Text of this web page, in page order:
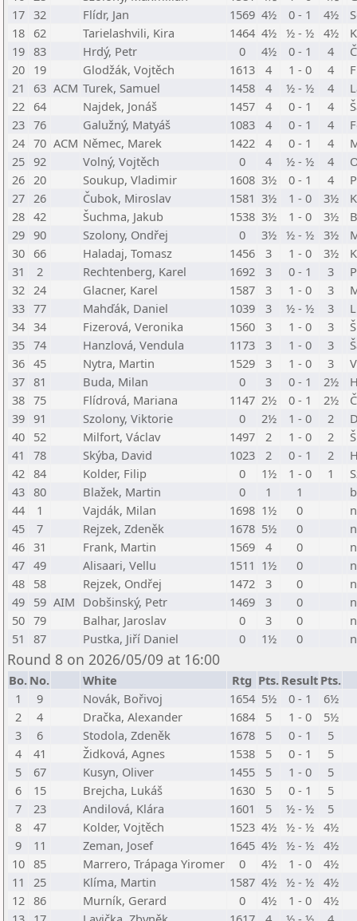
17 32 Flídr, Jan 1569 4½ 0 - 1 4½
18 62 Tarielashvili, Kira 1464 4½ ½ - ½ 4½
19 83 Hrdý, Petr 0 4½ 0 - 1 4
20 19 Glodžák, Vojtěch 1613 4 1 - 0 4
21
63 ACM Turek, Samuel 1458 4 ½ - ½ 4
22 64 Najdek, Jonáš 1457 4 0 - 1 4
23 76 Galužný, Matyáš 1083 4 0 - 1 4
24 70 ACM Němec, Marek 1422 4 0 - 1 4
25 92 Volný, Vojtěch 0 4 ½ - ½ 4
26 20 Soukup, Vladimir 1608 3½ 0 - 1 4
27 26 Čubok, Miroslav 1581 3½ 1 - 0 3½
28 42 Šuchma, Jakub 1538 3½ 1 - 0 3½
29 90 Szolony, Ondřej 0 3½ ½ - ½ 3½
30 66 Haladaj, Tomasz 1456 3 1 - 0 3½
31
2 Rechtenberg, Karel 1692 3 0 - 1 3
32 24 Glacner, Karel 1587 3 1 - 0 3
33 77 Mahďák, Daniel 1039 3 ½ - ½ 3
34 34 Fizerová, Veronika 1560 3 1 - 0 3
35 74 Hanzlová, Vendula 1173 3 1 - 0 3
36 45 Nytra, Martin 1529 3 1 - 0 3
37 81 Buda, Milan 0 3 0 - 1 2½
38 75 Flídrová, Mariana 1147 2½ 0 - 1 2½
39 91 Szolony, Viktorie 0 2½ 1 - 0 2
40 52 Milfort, Václav 1497 2 1 - 0 2
41
78 Skýba, David 1023 2 0 - 1 2
42 84 Kolder, Filip 0 1½ 1 - 0 1
43 80 Blažek, Martin 0 1 1
44
1 Vajdák, Milan 1698 1½ 0
45
7 Rejzek, Zdeněk 1678 5½ 0
46 31 Frank, Martin 1569 4 0
47 49 Alisaari, Vellu 1511 1½ 0
48 58 Rejzek, Ondřej 1472 3 0
49 59 AIM Dobšinský, Petr 1469 3 0
50 79 Balhar, Jaroslav 0 3 0
51
87 Pustka, Jiří Daniel 0 1½ 0
Round 8 on 2026/05/09 at 16:00
Bo. No. White Rtg Pts. Result Pts.
1
9 Novák, Bořivoj 1654 5½ 0 - 1
6½
2
4 Dračka, Alexander 1684 5 1 - 0
5½
3
6 Stodola, Zdeněk 1678 5 0 - 1
5
4
41 Židková, Agnes 1538 5 0 - 1
5
5
67 Kusyn, Oliver 1455 5 1 - 0
5
6
15 Brejcha, Lukáš 1630 5 0 - 1
5
7
23 Andilová, Klára 1601 5 ½ - ½
5
8
47 Kolder, Vojtěch 1523 4½ ½ - ½ 4½
9
11 Zeman, Josef 1645 4½ ½ - ½ 4½
10 85 Marrero, Trápaga Yiromer 0 4½ 1 - 0
4½
11
25 Klíma, Martin 1587 4½ ½ - ½ 4½
12 86 Murník, Gerard 0 4½ 1 - 0
4½